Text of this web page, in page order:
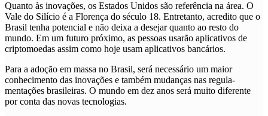
Quanto às inovações, os Estados Unidos são referência na área. O
Vale do Silício é a Florença do século 18. Entretanto, acredito que o
Brasil tenha potencial e não deixa a desejar quanto ao resto do
mundo. Em um futuro próximo, as pessoas usarão aplicativos de
criptomoedas assim como hoje usam aplicativos bancários.
Para a adoção em massa no Brasil, será necessário um maior
conhecimento das inovações e também mudanças nas regula-
mentações brasileiras. O mundo em dez anos será muito diferente
por conta das novas tecnologias.